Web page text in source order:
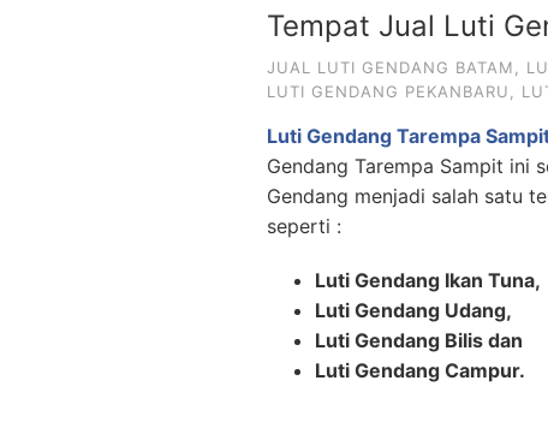
Tempat Jual Luti
JUAL LUTI GENDANG BATAM
LUTI GENDANG PEKANBARU
Luti Gendang Tarempa
Gendang Tarempa Sampit ini
Gendang menjadi salah satu
seperti :
Luti Gendang Ikan Tuna,
Luti Gendang Udang,
Luti Gendang Bilis dan
Luti Gendang Campur.